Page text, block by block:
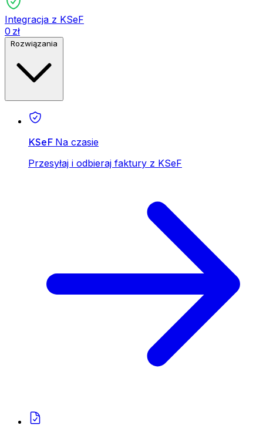
Integracja z KSeF
0 zł
KSeF Na czasie
Przesyłaj i odbieraj faktury z KSeF